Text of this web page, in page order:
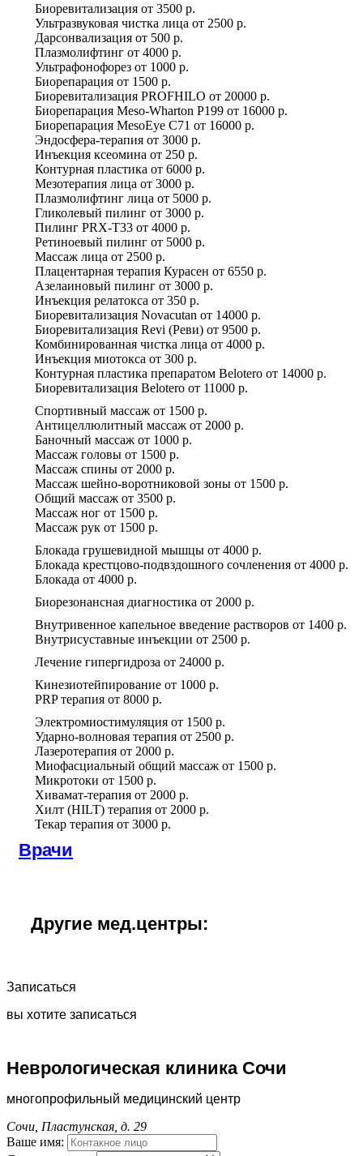
Биоревитализация от 3500 р.
Ультразвуковая чистка лица от 2500 р.
Дарсонвализация от 500 р.
Плазмолифтинг от 4000 р.
Ультрафонофорез от 1000 р.
Биорепарация от 1500 р.
Биоревитализация PROFHILO от 20000 р.
Биорепарация Meso-Wharton P199 от 16000 р.
Биорепарация MesoEye C71 от 16000 р.
Эндосфера-терапия от 3000 р.
Инъекция ксеомина от 250 р.
Контурная пластика от 6000 р.
Мезотерапия лица от 3000 р.
Плазмолифтинг лица от 5000 р.
Гликолевый пилинг от 3000 р.
Пилинг PRX-T33 от 4000 р.
Ретиноевый пилинг от 5000 р.
Массаж лица от 2500 р.
Плацентарная терапия Курасен от 6550 р.
Азелаиновый пилинг от 3000 р.
Инъекция релатокса от 350 р.
Биоревитализация Novacutan от 14000 р.
Биоревитализация Revi (Реви) от 9500 р.
Комбинированная чистка лица от 4000 р.
Инъекция миотокса от 300 р.
Контурная пластика препаратом Belotero от 14000 р.
Биоревитализация Belotero от 11000 р.
Спортивный массаж от 1500 р.
Антицеллюлитный массаж от 2000 р.
Баночный массаж от 1000 р.
Массаж головы от 1500 р.
Массаж спины от 2000 р.
Массаж шейно-воротниковой зоны от 1500 р.
Общий массаж от 3500 р.
Массаж ног от 1500 р.
Массаж рук от 1500 р.
Блокада грушевидной мышцы от 4000 р.
Блокада крестцово-подвздошного сочленения от 4000 р.
Блокада от 4000 р.
Биорезонансная диагностика от 2000 р.
Внутривенное капельное введение растворов от 1400 р.
Внутрисуставные инъекции от 2500 р.
Лечение гипергидроза от 24000 р.
Кинезиотейпирование от 1000 р.
PRP терапия от 8000 р.
Электромиостимуляция от 1500 р.
Ударно-волновая терапия от 2500 р.
Лазеротерапия от 2000 р.
Миофасциальный общий массаж от 1500 р.
Микротоки от 1500 р.
Хивамат-терапия от 2000 р.
Хилт (HILT) терапия от 2000 р.
Текар терапия от 3000 р.
Врачи
Другие мед.центры:
Записаться
вы хотите записаться
Неврологическая клиника Сочи
многопрофильный медицинский центр
Сочи, Пластунская, д. 29
Ваше имя: